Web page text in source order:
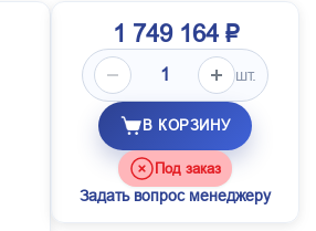
1 749 164 ₽
шт.
В КОРЗИНУ
Под заказ
Задать вопрос менеджеру